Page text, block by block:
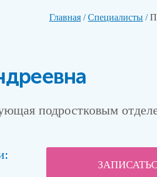
Главная /Специалисты /
подростковым